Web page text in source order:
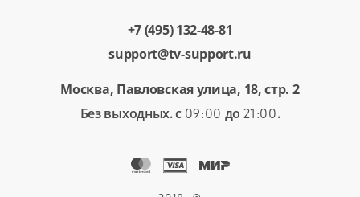
+7 (495) 132-48-81
support@tv-support.ru
Москва, Павловская улица, 18, стр. 2
Без выходных. с 09:00 до 21:00.